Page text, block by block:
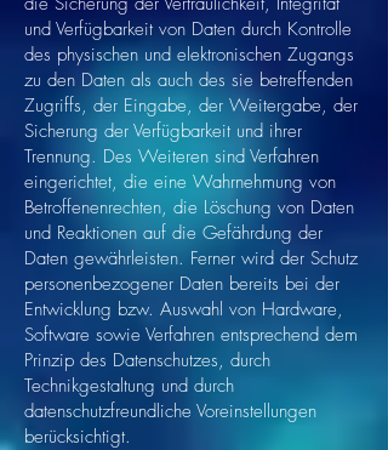
und Verfügbarkeit von Daten durch Kontrolle
des physischen und elektronischen Zugangs
zu den Daten als auch des sie betreffenden
Zugriffs, der Eingabe, der Weitergabe, der
Sicherung der Verfügbarkeit und ihrer
Trennung. Des Weiteren sind Verfahren
eingerichtet, die eine Wahrnehmung von
Betroffenenrechten, die Löschung von Daten
und Reaktionen auf die Gefährdung der
Daten gewährleisten. Ferner wird der Schutz
personenbezogener Daten bereits bei der
Entwicklung bzw. Auswahl von Hardware,
Software sowie Verfahren entsprechend dem
Prinzip des Datenschutzes, durch
Technikgestaltung und durch
datenschutzfreundliche Voreinstellungen
berücksichtigt.